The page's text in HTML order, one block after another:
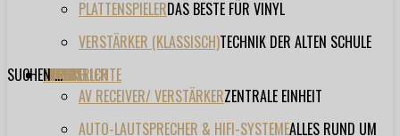
PLATTENSPIELERDAS BESTE FÜR VINYL
VERSTÄRKER (KLASSISCH)TECHNIK DER ALTEN SCHULE
TESTBERICHTE
AV RECEIVER/ VERSTÄRKERZENTRALE EINHEIT
AUTO-LAUTSPRECHER & HIFI-SYSTEMEALLES RUND UM
FORUM
FILME
VIDEOS
HERSTELLER
EVENT
SUCHEN ...